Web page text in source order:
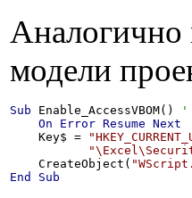
Аналогично
модели
Sub Enable_AccessVBOM()
On
Error Resume Next
    Key$ =
    CreateObject(
End
Sub